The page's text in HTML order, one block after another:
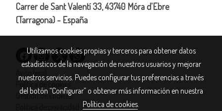
Carrer de Sant Valentí 33, 43740 Móra d'Ebre
(Tarragona) - España
Aviso legal
Gestión de cookies
Utilizamos cookies propias y terceros para obtener datos
estadísticos de la navegación de nuestros usuarios y mejorar
nuestros servicios. Puedes configurar tus preferencias a través
del botón “Configurar” o obtener más información en nuestra
Política de cookies.